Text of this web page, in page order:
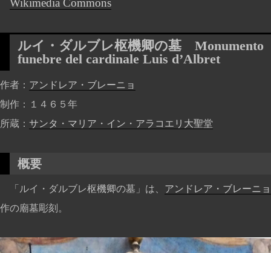
Wikimedia Commons
ルイ・ダルブレ枢機卿の墓 Monumento
funebre del cardinale Luis d’Albret
作者
アンドレア・ブレーニョ
制作
１４６５年
所蔵
サンタ・マリア・イン・アラコエリ大聖堂
概要
「ルイ・ダルブレ枢機卿の墓」は、 アンドレア・ブレーニョ
作の廟墓彫刻。